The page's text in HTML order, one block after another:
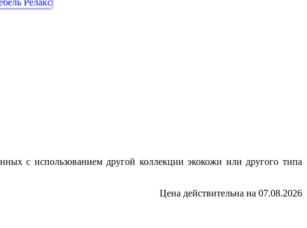
с использованием другой коллекции экокожи или другого типа
Цена действительна на 07.08.2026